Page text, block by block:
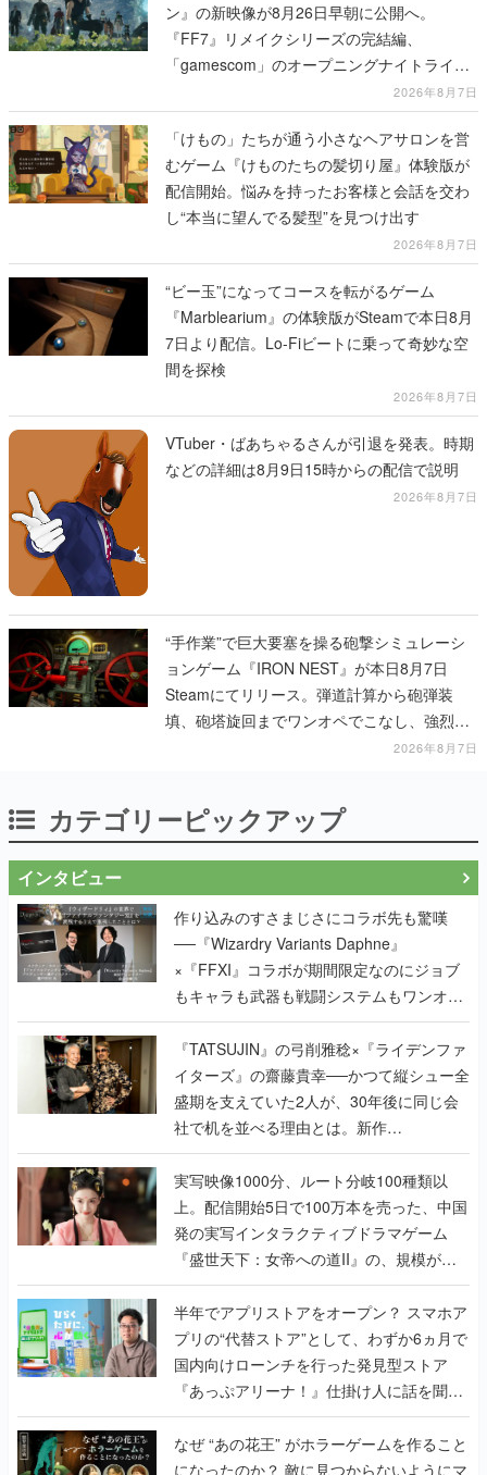
ン』の新映像が8月26日早朝に公開へ。
『FF7』リメイクシリーズの完結編、
「gamescom」のオープニングナイトライブ
にてディレクターの浜口直樹氏が登壇する予
定
2026年8月7日
「けもの」たちが通う小さなヘアサロンを営
むゲーム『けものたちの髪切り屋』体験版が
配信開始。悩みを持ったお客様と会話を交わ
し“本当に望んでる髪型”を見つけ出す
2026年8月7日
“ビー玉”になってコースを転がるゲーム
『Marblearium』の体験版がSteamで本日8月
7日より配信。Lo-Fiビートに乗って奇妙な空
間を探検
2026年8月7日
VTuber・ばあちゃるさんが引退を発表。時期
などの詳細は8月9日15時からの配信で説明
2026年8月7日
“手作業”で巨大要塞を操る砲撃シミュレーシ
ョンゲーム『IRON NEST』が本日8月7日
Steamにてリリース。弾道計算から砲弾装
填、砲塔旋回までワンオペでこなし、強烈な
一撃をブチかませるロマンある作品2026年8月7日
カテゴリーピックアップ
インタビュー
作り込みのすさまじさにコラボ先も驚嘆
──『Wizardry Variants Daphne』
×『FFXI』コラボが期間限定なのにジョブ
もキャラも武器も戦闘システムもワンオフ
で作り込まれた理由を両ディレクターに聞
く
『TATSUJIN』の弓削雅稔×『ライデンファ
イターズ』の齋藤貴幸──かつて縦シュー全
盛期を支えていた2人が、30年後に同じ会
社で机を並べる理由とは。新作
『TATSUJIN EXTREME』で初タッグを組
んだレジェンド2人に訊く開発秘話
実写映像1000分、ルート分岐100種類以
上。配信開始5日で100万本を売った、中国
発の実写インタラクティブドラマゲーム
『盛世天下：女帝への道II』の、規模が違
うこだわりをプロデューサーに聞いた
半年でアプリストアをオープン？ スマホア
プリの“代替ストア”として、わずか6ヵ月で
国内向けローンチを行った発見型ストア
『あっぷアリーナ！』仕掛け人に話を聞い
てみた
なぜ “あの花王” がホラーゲームを作ること
になったのか？ 敵に見つからないようにマ